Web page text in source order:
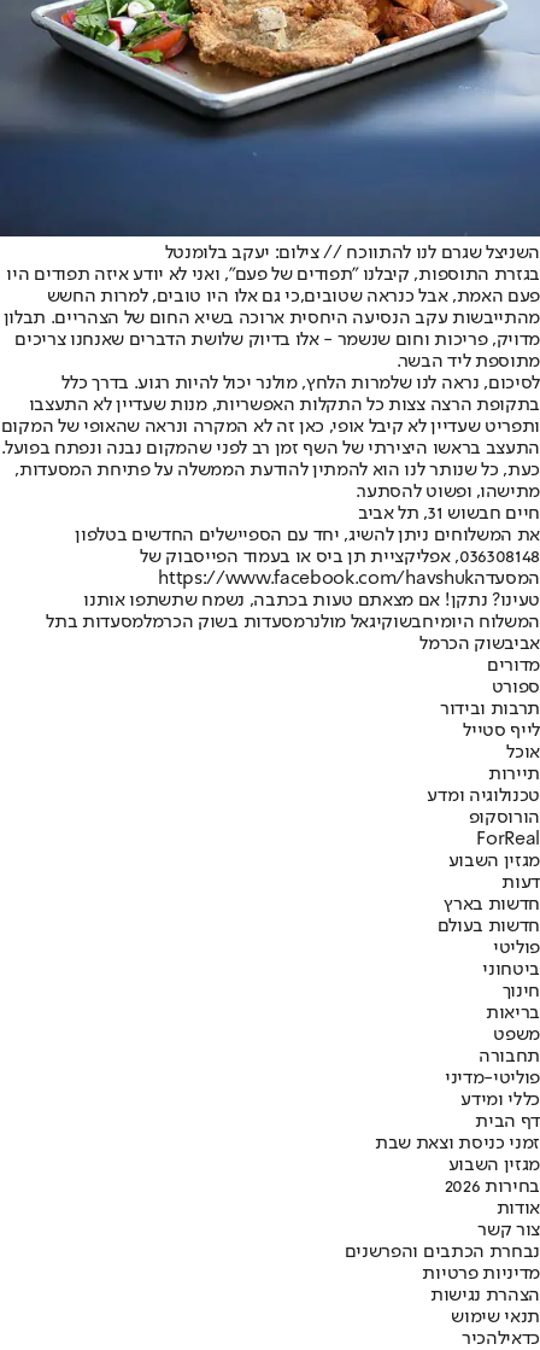
השניצל שגרם לנו להתווכח // צילום: יעקב בלומנטל
בגזרת התוספות, קיבלנו "תפודים של פעם", ואני לא יודע איזה תפודים היו
פעם האמת, אבל כנראה שטובים,כי גם אלו היו טובים, למרות החשש
מהתייבשות עקב הנסיעה היחסית ארוכה בשיא החום של הצהריים. תבלון
מדויק, פריכות וחום שנשמר - אלו בדיוק שלושת הדברים שאנחנו צריכים
מתוספת ליד הבשר.
לסיכום, נראה לנו שלמרות הלחץ, מולנר יכול להיות רגוע. בדרך כלל
בתקופת הרצה צצות כל התקלות האפשריות, מנות שעדיין לא התעצבו
ותפריט שעדיין לא קיבל אופי, כאן זה לא המקרה ונראה שהאופי של המקום
התעצב בראשו היצירתי של השף זמן רב לפני שהמקום נבנה ונפתח בפועל.
כעת, כל שנותר לנו הוא להמתין להודעת הממשלה על פתיחת המסעדות,
מתישהו, ופשוט להסתער.
חיים חבשוש 31, תל אביב
את המשלוחים ניתן להשיג, יחד עם הספיישלים החדשים בטלפון
036308148, אפליקציית תן ביס או בעמוד הפייסבוק של
המסעדהhttps://www.facebook.com/havshuk
טעינו? נתקן! אם מצאתם טעות בכתבה, נשמח שתשתפו אותנו
המשלוח היומיחבשוקיגאל מולנרמסעדות בשוק הכרמלמסעדות בתל
אביבשוק הכרמל
מדורים
ספורט
תרבות ובידור
לייף סטייל
אוכל
תיירות
טכנולוגיה ומדע
הורוסקופ
ForReal
מגזין השבוע
דעות
חדשות בארץ
חדשות בעולם
פוליטי
ביטחוני
חינוך
בריאות
משפט
תחבורה
פוליטי-מדיני
כללי ומידע
דף הבית
זמני כניסת וצאת שבת
מגזין השבוע
בחירות 2026
אודות
צור קשר
נבחרת הכתבים והפרשנים
מדיניות פרטיות
הצהרת נגישות
תנאי שימוש
כדאילהכיר